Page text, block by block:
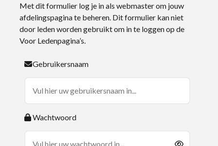
Met dit formulier log je in als webmaster om jouw
afdelingspagina te beheren. Dit formulier kan niet
door leden worden gebruikt om in te loggen op de
Voor Ledenpagina’s.
Gebruikersnaam
Wachtwoord